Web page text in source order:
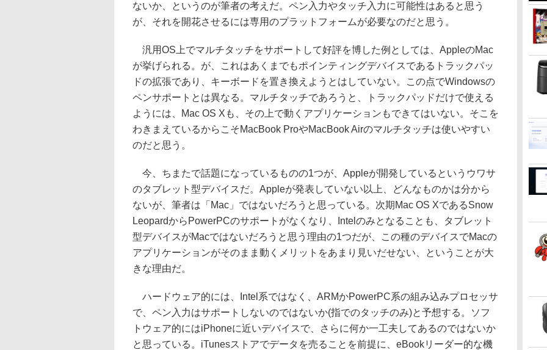
ないか、というのが筆者の考えだ。ペン入力やタッチ入力に可能性はあると思う
が、それを開花させるには専用のプラットフォームが必要なのだと思う。
汎用OS上でマルチタッチをサポートして好評を博した例としては、AppleのMac
が挙げられる。が、これはあくまでもポインティングデバイスであるトラックパッ
ドの拡張であり、キーボードを置き換えようとはしていない。この点でWindowsの
ペンサポートとは異なる。マルチタッチであろうと、トラックパッドだけで使える
ようには、Mac OS Xも、その上で動くアプリケーションもできてはいない。そこを
わきまえているからこそMacBook ProやMacBook Airのマルチタッチは使いやすい
のだと思う。
今、ちまたで話題になっているものの1つが、Appleが開発しているというウワサ
のタブレット型デバイスだ。Appleが発表していない以上、どんなものかは分から
ないが、筆者は「Mac」ではないだろうと思っている。次期Mac OS XであるSnow
LeopardからPowerPCのサポートがなくなり、Intelのみとなることも、タブレット
型デバイスがMacではないだろうと思う理由の1つだが、この種のデバイスでMacの
アプリケーションがそのまま動くメリットをあまり見いだせない、ということが大
きな理由だ。
ハードウェア的には、Intel系ではなく、ARMかPowerPC系の組み込みプロセッサ
で、ペン入力はサポートしないのではないか(指でのタッチのみ)と予想する。ソフ
トウェア的にはiPhoneに近いデバイスで、さらに何か一工夫してあるのではないか
と思っている。iTunesストアでデータを売ることを前提に、eBookリーダー的な機